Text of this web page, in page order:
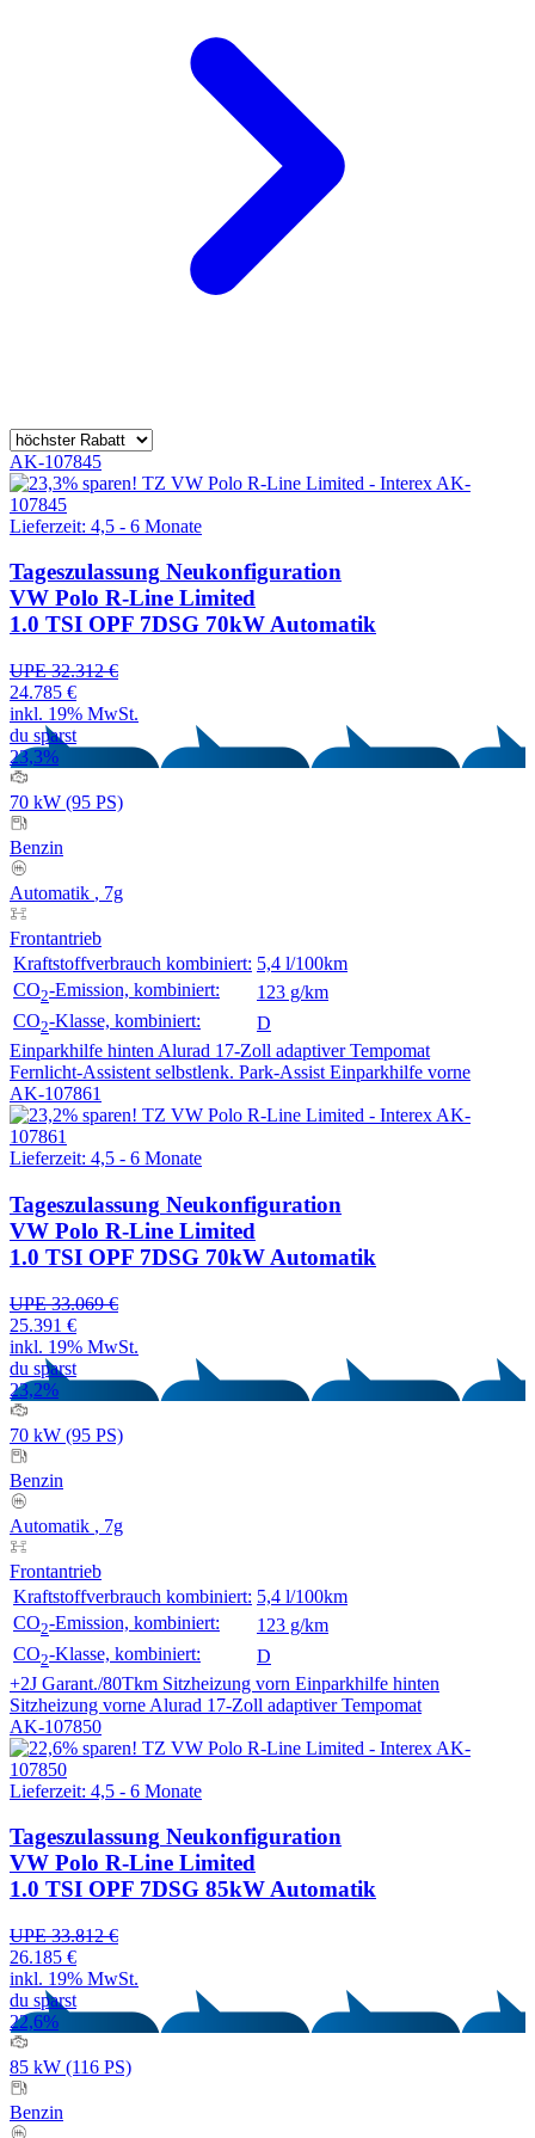
AK-107845
Lieferzeit: 4,5 - 6 Monate
Tageszulassung Neukonfiguration
VW Polo R-Line Limited
1.0 TSI OPF 7DSG 70kW Automatik
UPE 32.312 €
24.785 €
inkl. 19% MwSt.
du sparst
23,3%
70 kW (95 PS)
Benzin
Automatik , 7g
Frontantrieb
Kraftstoffverbrauch kombiniert: 5,4 l/100km
CO2-Emission, kombiniert:
123 g/km
CO2-Klasse, kombiniert:
D
Einparkhilfe hinten Alurad 17-Zoll adaptiver Tempomat
Fernlicht-Assistent selbstlenk. Park-Assist Einparkhilfe vorne
AK-107861
Lieferzeit: 4,5 - 6 Monate
Tageszulassung Neukonfiguration
VW Polo R-Line Limited
1.0 TSI OPF 7DSG 70kW Automatik
UPE 33.069 €
25.391 €
inkl. 19% MwSt.
du sparst
23,2%
70 kW (95 PS)
Benzin
Automatik , 7g
Frontantrieb
Kraftstoffverbrauch kombiniert: 5,4 l/100km
CO2-Emission, kombiniert:
123 g/km
CO2-Klasse, kombiniert:
D
+2J Garant./80Tkm Sitzheizung vorn Einparkhilfe hinten
Sitzheizung vorne Alurad 17-Zoll adaptiver Tempomat
AK-107850
Lieferzeit: 4,5 - 6 Monate
Tageszulassung Neukonfiguration
VW Polo R-Line Limited
1.0 TSI OPF 7DSG 85kW Automatik
UPE 33.812 €
26.185 €
inkl. 19% MwSt.
du sparst
22,6%
85 kW (116 PS)
Benzin